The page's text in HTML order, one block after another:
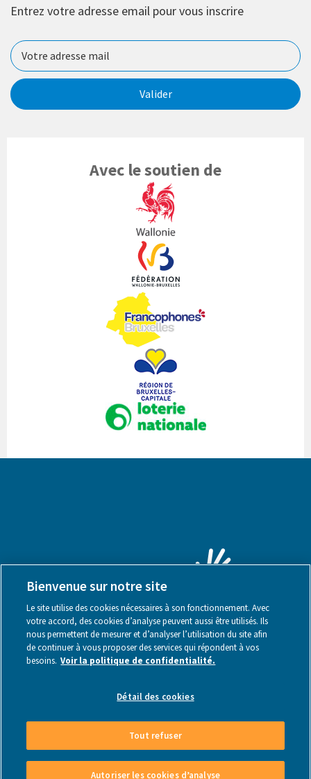
Entrez votre adresse email pour vous inscrire
Valider
Avec le soutien de
Made by Webstanz- Copyright © 2026
Bienvenue sur notre site
Le site utilise des cookies nécessaires à son fonctionnement. Avec
votre accord, des cookies d’analyse peuvent aussi être utilisés. Ils
nous permettent de mesurer et d’analyser l’utilisation du site afin
de continuer à vous proposer des services qui répondent à vos
besoins. Voir la politique de confidentialité.
Détail des cookies
Tout refuser
Autoriser les cookies d’analyse